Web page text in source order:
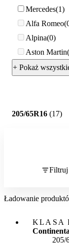
Mercedes 1
Alfa Romeo
Alpina 0
Aston Martin
+ Pokaż
205/65R16 (17)
Filtruj
Ładowanie
KLASA
205/